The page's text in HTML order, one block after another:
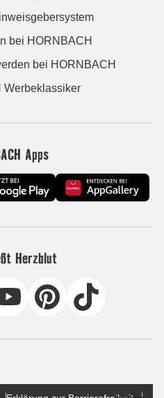
bei HORNBACH
bei HORNBACH
Werbeklassiker
Apps
Herzblut